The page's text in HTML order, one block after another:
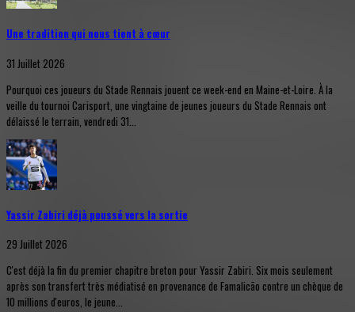
Une tradition qui nous tient à cœur
31 Juillet 2026
Pourquoi ces joueurs du Stade Rennais jouent ce week-end en Maine-et-Loire. À la
veille du tournoi Carisport, une vingtaine de jeunes joueurs du Stade Rennais ont
délaissé le terrain, vendredi 31...
Yassir Zabiri déjà poussé vers la sortie
29 Juillet 2026
C'est déjà la fin du premier chapitre breton pour Yassir Zabiri. Six mois seulement
après son transfert très médiatisé en provenance de Famalicão contre un chèque de
10 millions d'euros, le jeune...